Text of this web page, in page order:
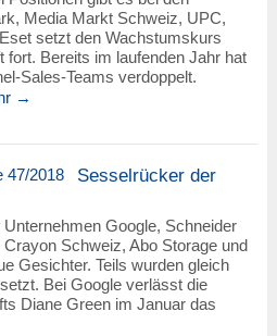
Media Markt Schweiz, UPC,
setzt den Wachstumskurs
fort. Bereits im laufenden Jahr hat
Sales-Teams verdoppelt.
→
Sesselrücker der
Google, Schneider
Schweiz, Abo Storage und
Gesichter. Teils wurden gleich
Bei Google verlässt die
Diane Green im Januar das